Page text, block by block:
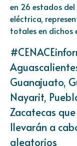
en 26 estados
eléctrica,
totales en dichos
Guanajuato,
Nayarit,
Zacatecas
llevarán a
aleatorios